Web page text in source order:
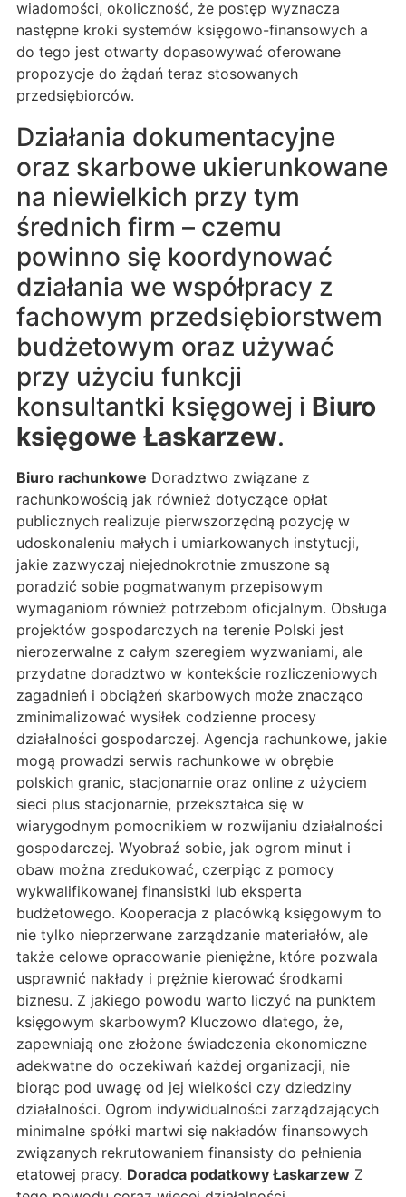
wiadomości, okoliczność, że postęp wyznacza
następne kroki systemów księgowo-finansowych a
do tego jest otwarty dopasowywać oferowane
propozycje do żądań teraz stosowanych
przedsiębiorców.
Działania dokumentacyjne
oraz skarbowe ukierunkowane
na niewielkich przy tym
średnich firm – czemu
powinno się koordynować
działania we współpracy z
fachowym przedsiębiorstwem
budżetowym oraz używać
przy użyciu funkcji
konsultantki księgowej i Biuro
księgowe Łaskarzew.
Biuro rachunkowe Doradztwo związane z
rachunkowością jak również dotyczące opłat
publicznych realizuje pierwszorzędną pozycję w
udoskonaleniu małych i umiarkowanych instytucji,
jakie zazwyczaj niejednokrotnie zmuszone są
poradzić sobie pogmatwanym przepisowym
wymaganiom również potrzebom oficjalnym. Obsługa
projektów gospodarczych na terenie Polski jest
nierozerwalne z całym szeregiem wyzwaniami, ale
przydatne doradztwo w kontekście rozliczeniowych
zagadnień i obciążeń skarbowych może znacząco
zminimalizować wysiłek codzienne procesy
działalności gospodarczej. Agencja rachunkowe, jakie
mogą prowadzi serwis rachunkowe w obrębie
polskich granic, stacjonarnie oraz online z użyciem
sieci plus stacjonarnie, przekształca się w
wiarygodnym pomocnikiem w rozwijaniu działalności
gospodarczej. Wyobraź sobie, jak ogrom minut i
obaw można zredukować, czerpiąc z pomocy
wykwalifikowanej finansistki lub eksperta
budżetowego. Kooperacja z placówką księgowym to
nie tylko nieprzerwane zarządzanie materiałów, ale
także celowe opracowanie pieniężne, które pozwala
usprawnić nakłady i prężnie kierować środkami
biznesu. Z jakiego powodu warto liczyć na punktem
księgowym skarbowym? Kluczowo dlatego, że,
zapewniają one złożone świadczenia ekonomiczne
adekwatne do oczekiwań każdej organizacji, nie
biorąc pod uwagę od jej wielkości czy dziedziny
działalności. Ogrom indywidualności zarządzających
minimalne spółki martwi się nakładów finansowych
związanych rekrutowaniem finansisty do pełnienia
etatowej pracy. Doradca podatkowy Łaskarzew Z